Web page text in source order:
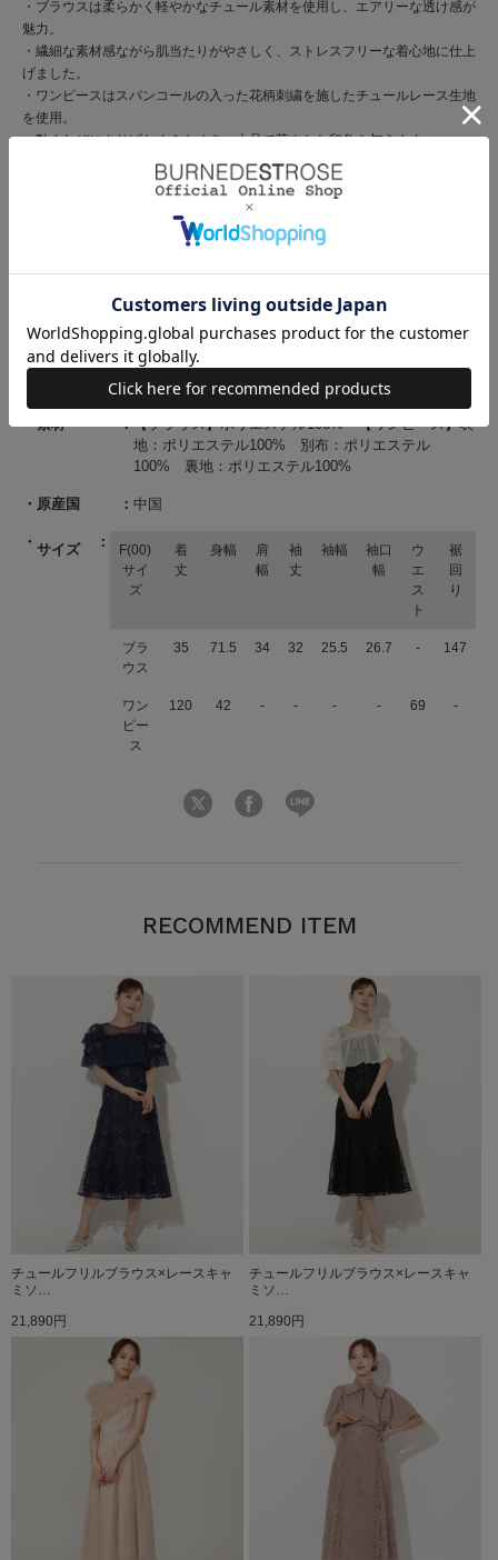
商品コード 20092615900183 30 00
AND COUTURE（アンド クチュール）
素材
【ブラウス】ポリエステル100% 【ワンピース】表
地：ポリエステル100% 別布：ポリエステル
100% 裏地：ポリエステル100%
原産国 中国
サイズ
F(00)
サイ
ズ
着
丈
身幅
肩
幅
袖
丈
袖幅
袖口
幅
ウ
エ
ス
ト
裾
回
り
ブラ
ウス
35 71.5 34 32 25.5 26.7 - 147
ワン
ピー
ス
120 42 - - - - 69 -
・ブラウスは柔らかく軽やかなチュール素材を使用し、エアリーな透け感が
魅力。
・繊細な素材感ながら肌当たりがやさしく、ストレスフリーな着心地に仕上
げました。
・ワンピースはスパンコールの入った花柄刺繍を施したチュールレース生地
を使用。
・動くたびにさりげなくきらめき、上品で華やかな印象を与えます。
・裏地付きで透け感を気にせず着用できます。
・ピンク、ネイビー、ブラックの3色展開となります。
ワンピース：ドライクリーニング
ブラウス：手洗い可能
RECOMMEND ITEM
チュールフリルブラウス×レースキャ
ミソ…
21,890円
チュールフリルブラウス×レースキャ
ミソ…
21,890円